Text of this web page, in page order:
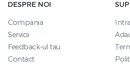
DESPRE NOI
Compania
Servicii
Feedback-ul tau
Contact